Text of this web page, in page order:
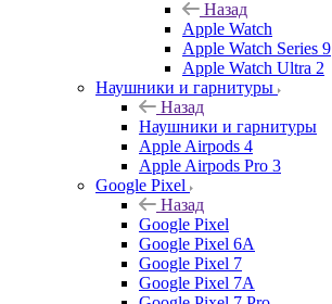
Назад
Apple Watch
Apple Watch Series 9
Apple Watch Ultra 2
Наушники и гарнитуры
Назад
Наушники и гарнитуры
Apple Airpods 4
Apple Airpods Pro 3
Google Pixel
Назад
Google Pixel
Google Pixel 6A
Google Pixel 7
Google Pixel 7А